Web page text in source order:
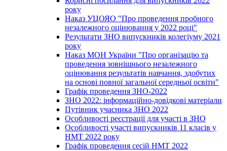
року
Наказ УЦОЯО "Про проведення пробного
незалежного оцінювання у 2022 році"
Результати ЗНО випускників колегіуму 2021
року
Наказ МОН України "Про організацію та
проведення зовнішнього незалежного
оцінювання результатів навчання, здобутих
на основі повної загальної середньої освіти"
Графік проведення ЗНО-2022
ЗНО 2022: інформаційно-довідкові матеріали
Путівник учасника ЗНО 2022
Особливості реєстрації для участі в ЗНО
Особливості участі випускників 11 класів у
НМТ 2022 року
Графік проведення сесій НМТ 2022